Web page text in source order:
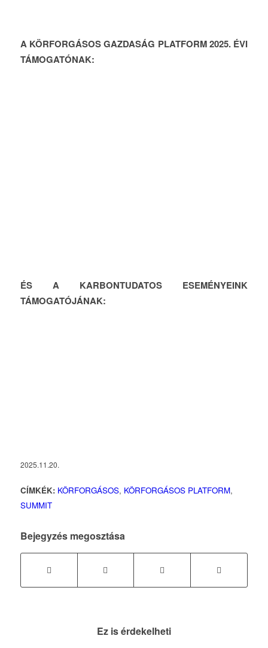
A KÖRFORGÁSOS GAZDASÁG PLATFORM 2025. ÉVI
TÁMOGATÓNAK:
ÉS A KARBONTUDATOS ESEMÉNYEINK
TÁMOGATÓJÁNAK:
2025.11.20.
CÍMKÉK: KÖRFORGÁSOS, KÖRFORGÁSOS PLATFORM,
SUMMIT
Bejegyzés megosztása
Ez is érdekelheti